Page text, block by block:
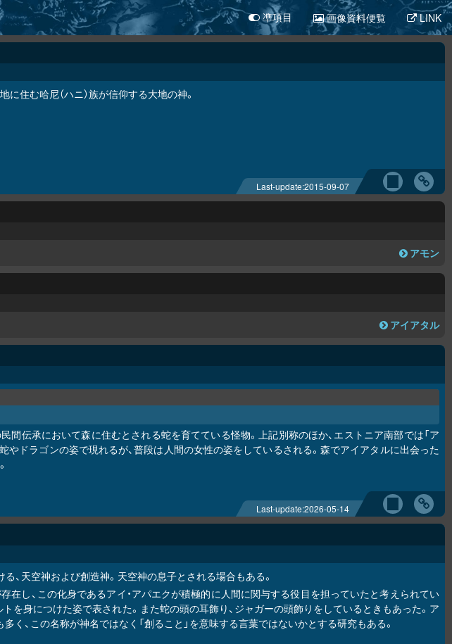
凖項目 画像資料便覧 LINK
住む哈尼（ハニ）族が信仰する大地の神。
Last-update:2015-09-07
アモン
アイアタル
間伝承において森に住むとされる蛇を育てている怪物。上記別称のほか、エストニア南部では「ア
。蛇やドラゴンの姿で現れるが、普段は人間の女性の姿をしているされる。森でアイアタルに出会った
Last-update:2026-05-14
、天空神および創造神。天空神の息子とされる場合もある。
在し、この化身であるアイ・アパエクが積極的に人間に関与する役目を担っていたと考えられてい
を身につけた姿で表された。また蛇の頭の耳飾り、ジャガーの頭飾りをしているときもあった。ア
く、この名称が神名ではなく「創ること」を意味する言葉ではないかとする研究もある。